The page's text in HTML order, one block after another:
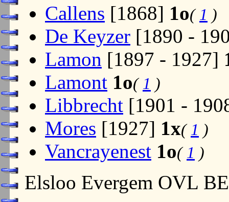
Callens [1868] 1o( 1 )
De Keyzer [1890 -
Lamon [1897 - 1927]
Lamont 1o( 1 )
Libbrecht [1901 -
Mores [1927] 1x( 1 )
Vancrayenest 1o( 1 )
Elsloo Evergem OVL